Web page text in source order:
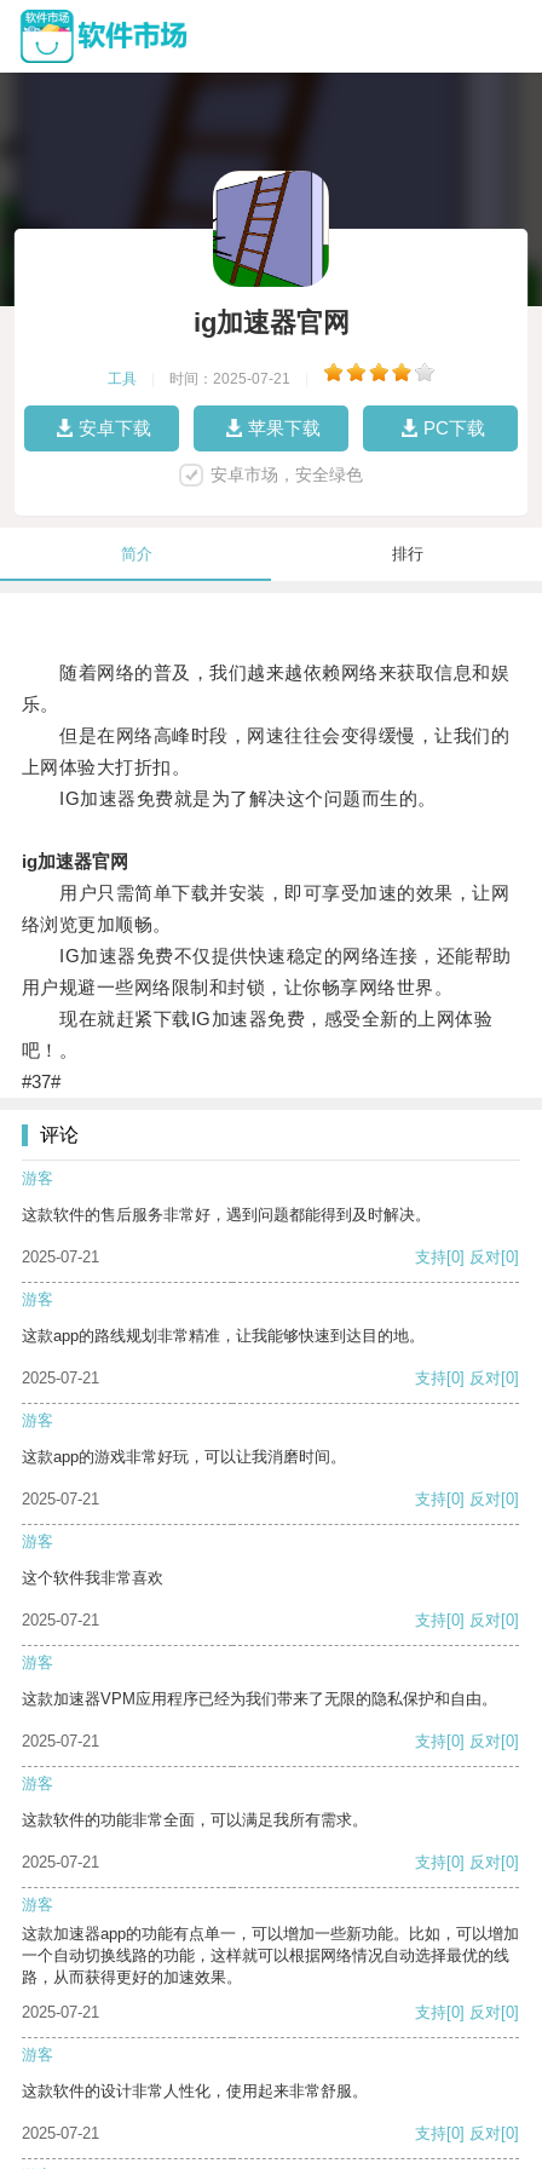
ig加速器官网
工具 时间：2025-07-21
安卓下载 苹果下载 PC下载
安卓市场，安全绿色
简介 排行
随着网络的普及，我们越来越依赖网络来获取信息和娱
乐。
但是在网络高峰时段，网速往往会变得缓慢，让我们的
上网体验大打折扣。
IG加速器免费就是为了解决这个问题而生的。
ig加速器官网
用户只需简单下载并安装，即可享受加速的效果，让网
络浏览更加顺畅。
IG加速器免费不仅提供快速稳定的网络连接，还能帮助
用户规避一些网络限制和封锁，让你畅享网络世界。
现在就赶紧下载IG加速器免费，感受全新的上网体验
吧！。
#37#
评论
游客
这款软件的售后服务非常好，遇到问题都能得到及时解决。
2025-07-21 支持[0] 反对[0]
游客
这款app的路线规划非常精准，让我能够快速到达目的地。
2025-07-21 支持[0] 反对[0]
游客
这款app的游戏非常好玩，可以让我消磨时间。
2025-07-21 支持[0] 反对[0]
游客
这个软件我非常喜欢
2025-07-21 支持[0] 反对[0]
游客
这款加速器VPM应用程序已经为我们带来了无限的隐私保护和自由。
2025-07-21 支持[0] 反对[0]
游客
这款软件的功能非常全面，可以满足我所有需求。
2025-07-21 支持[0] 反对[0]
游客
这款加速器app的功能有点单一，可以增加一些新功能。比如，可以增加
一个自动切换线路的功能，这样就可以根据网络情况自动选择最优的线
路，从而获得更好的加速效果。
2025-07-21
支持[0] 反对[0]
游客
这款软件的设计非常人性化，使用起来非常舒服。
2025-07-21 支持[0] 反对[0]